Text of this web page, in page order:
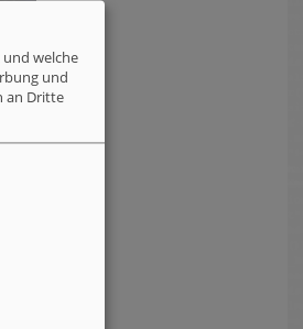
welche
und
an Dritte